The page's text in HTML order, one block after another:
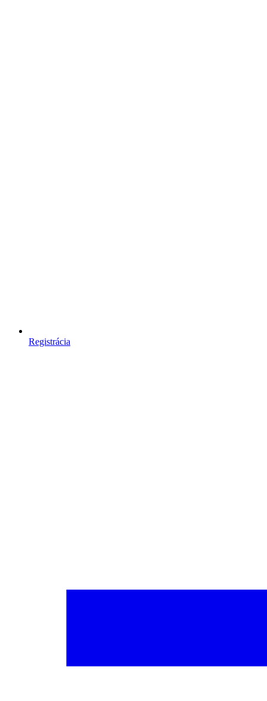
Registrácia